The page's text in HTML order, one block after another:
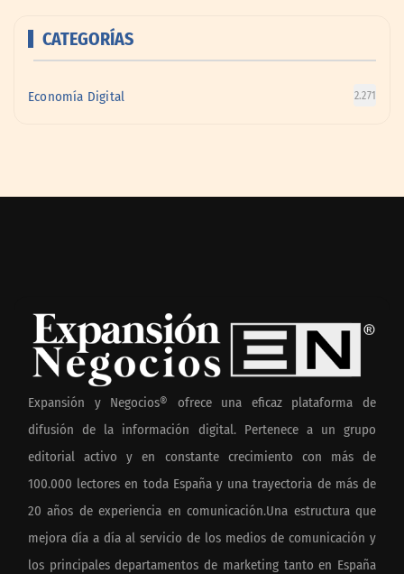
CATEGORÍAS
Economía Digital 2.271
Expansión y Negocios® ofrece una eficaz plataforma de
difusión de la información digital. Pertenece a un grupo
editorial activo y en constante crecimiento con más de
100.000 lectores en toda España y una trayectoria de más de
20 años de experiencia en comunicación.Una estructura que
mejora día a día al servicio de los medios de comunicación y
los principales departamentos de marketing tanto en España